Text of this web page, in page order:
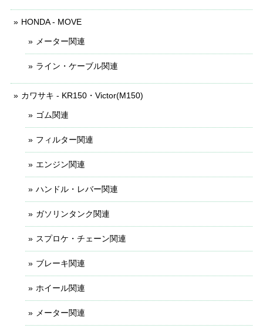
HONDA - MOVE
メーター関連
ライン・ケーブル関連
カワサキ - KR150・Victor(M150)
ゴム関連
フィルター関連
エンジン関連
ハンドル・レバー関連
ガソリンタンク関連
スプロケ・チェーン関連
ブレーキ関連
ホイール関連
メーター関連